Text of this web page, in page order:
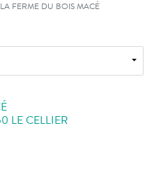
LA FERME DU BOIS MACÉ
LE CELLIER